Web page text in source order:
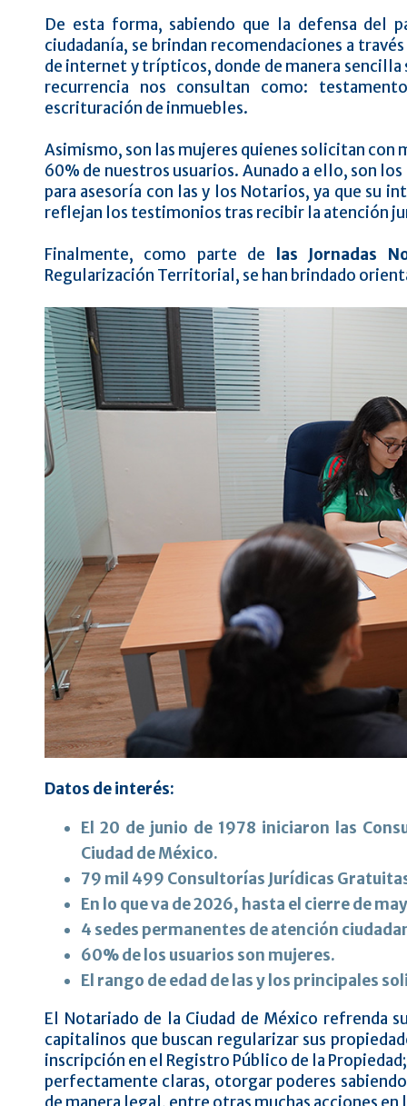
De esta forma, sabiendo que la defensa del
ciudadanía, se brindan recomendaciones a
de internet y trípticos, donde de manera sencilla
recurrencia nos consultan como:
escrituración de inmuebles.
Asimismo, son las mujeres quienes solicitan
60% de nuestros usuarios. Aunado a ello, son
para asesoría con las y los Notarios, ya que su
reflejan los testimonios tras recibir la atención
Finalmente, como parte de
las Jornadas
Regularización Territorial, se han brindado
Datos de interés:
El 20 de junio de 1978 iniciaron las
Ciudad de México.
79 mil 499 Consultorías Jurídicas
En lo que va de 2026, hasta el cierre de
4 sedes permanentes de atención
60% de los usuarios son mujeres.
El rango de edad de las y los principales
El Notariado de la Ciudad de México refrenda
capitalinos que buscan regularizar sus
inscripción en el Registro Público de la
perfectamente claras, otorgar poderes